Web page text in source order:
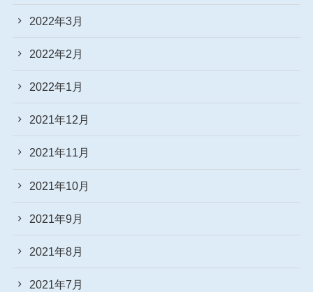
2022年3月
2022年2月
2022年1月
2021年12月
2021年11月
2021年10月
2021年9月
2021年8月
2021年7月